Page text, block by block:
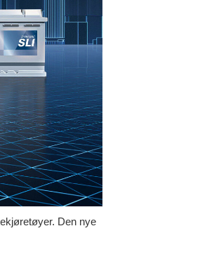
Den nye